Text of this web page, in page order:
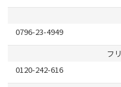
0796-23-4949
フ
0120-242-616